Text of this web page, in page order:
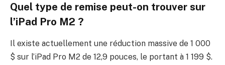
Quel type de remise peut-on trouver sur
l’iPad Pro M2 ?
Il existe actuellement une réduction massive de 1 000
$ sur l’iPad Pro M2 de 12,9 pouces, le portant à 1 199 $.